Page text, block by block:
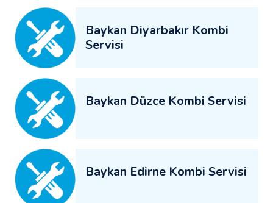
Baykan Diyarbakır Kombi
Servisi
Baykan Düzce Kombi Servisi
Baykan Edirne Kombi Servisi